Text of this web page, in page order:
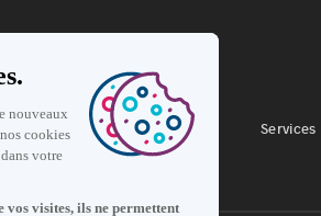
Services